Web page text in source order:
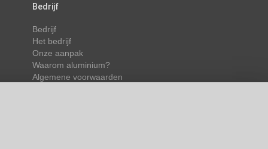
Bedrijf
Bedrijf
Het bedrijf
Onze aanpak
Waarom aluminium?
Algemene voorwaarden